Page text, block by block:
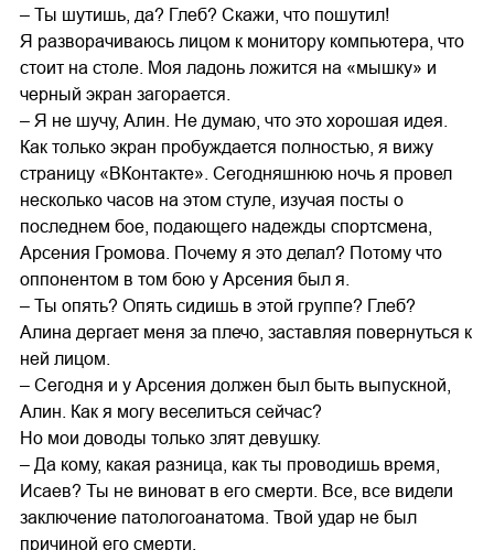
– Ты шутишь, да? Глеб? Скажи, что пошутил!
Я разворачиваюсь лицом к монитору компьютера, что
стоит на столе. Моя ладонь ложится на «мышку» и
черный экран загорается.
– Я не шучу, Алин. Не думаю, что это хорошая идея.
Как только экран пробуждается полностью, я вижу
страницу «ВКонтакте». Сегодняшнюю ночь я провел
несколько часов на этом стуле, изучая посты о
последнем бое, подающего надежды спортсмена,
Арсения Громова. Почему я это делал? Потому что
оппонентом в том бою у Арсения был я.
– Ты опять? Опять сидишь в этой группе? Глеб?
Алина дергает меня за плечо, заставляя повернуться к
ней лицом.
– Сегодня и у Арсения должен был быть выпускной,
Алин. Как я могу веселиться сейчас?
Но мои доводы только злят девушку.
– Да кому, какая разница, как ты проводишь время,
Исаев? Ты не виноват в его смерти. Все, все видели
заключение патологоанатома. Твой удар не был
причиной его смерти.